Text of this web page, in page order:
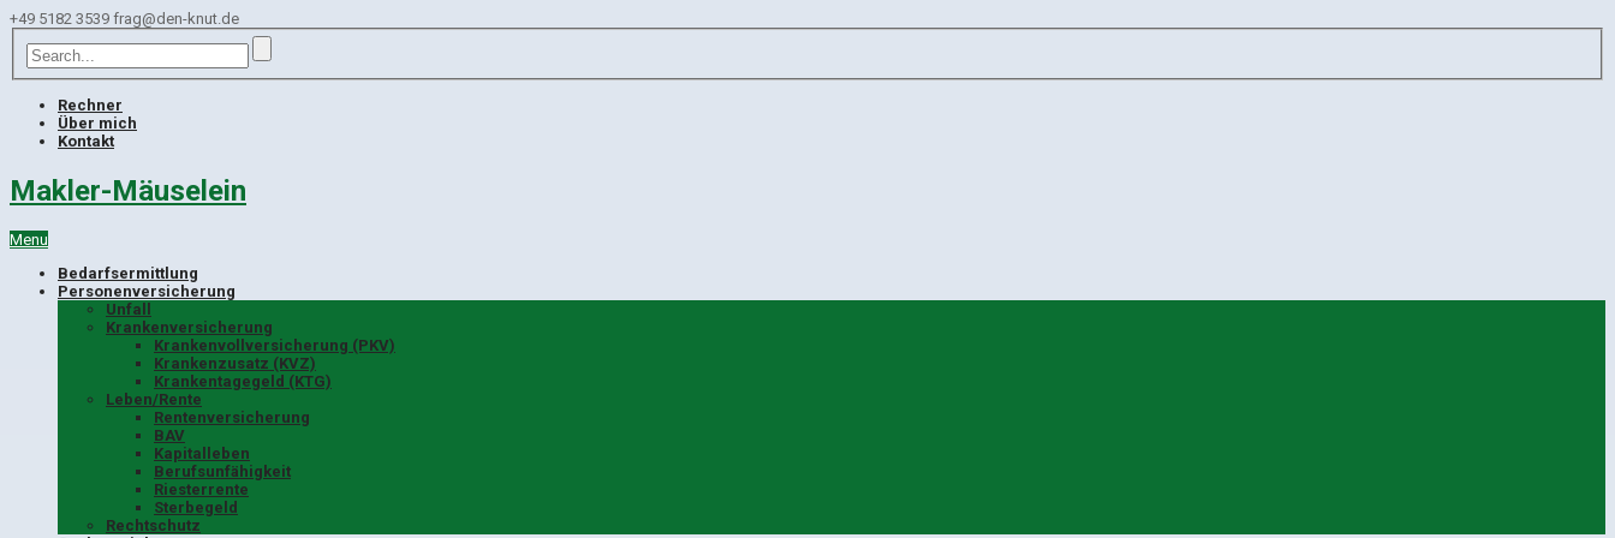
+49 5182 3539 frag@den-knut.de
Rechner
Über mich
Kontakt
Makler-Mäuselein
Menu
Bedarfsermittlung
Personenversicherung
Unfall
Krankenversicherung
Krankenvollversicherung (PKV)
Krankenzusatz (KVZ)
Krankentagegeld (KTG)
Leben/Rente
Rentenversicherung
BAV
Kapitalleben
Berufsunfähigkeit
Riesterrente
Sterbegeld
Rechtschutz